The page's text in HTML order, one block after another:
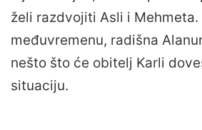
želi razdvojiti Asli i Mehmeta.
međuvremenu, radišna
nešto što će obitelj Karli
situaciju.